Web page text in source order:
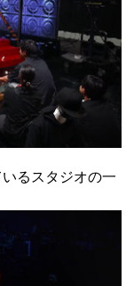
るスタジオの一